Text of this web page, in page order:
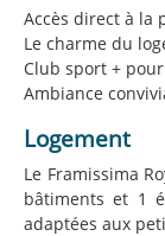
Accès direct à la
Le charme du
Club sport +
Ambiance
Logement
Le Framissima
bâtiments et 1
adaptées aux